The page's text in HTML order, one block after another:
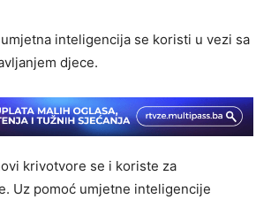
inteligencija se koristi u vezi sa
djece.
krivotvore se i koriste za
Uz pomoć umjetne inteligencije